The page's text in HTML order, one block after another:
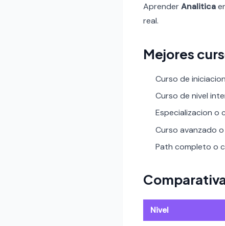
AprenderAnalitica
real.
Mejores
Curso de
Curso de nivel
Especializacion o
Curso avanzado
Path completo o
Nivel